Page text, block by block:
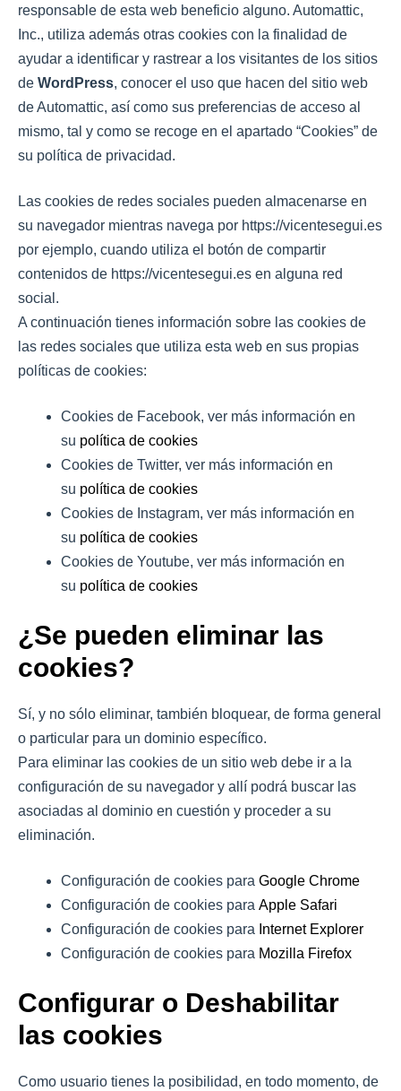
responsable de esta web beneficio alguno. Automattic,
Inc., utiliza además otras cookies con la finalidad de
ayudar a identificar y rastrear a los visitantes de los sitios
de WordPress, conocer el uso que hacen del sitio web
de Automattic, así como sus preferencias de acceso al
mismo, tal y como se recoge en el apartado “Cookies” de
su política de privacidad.
Las cookies de redes sociales pueden almacenarse en
su navegador mientras navega por https://vicentesegui.es
por ejemplo, cuando utiliza el botón de compartir
contenidos de https://vicentesegui.es en alguna red
social.
A continuación tienes información sobre las cookies de
las redes sociales que utiliza esta web en sus propias
políticas de cookies:
Cookies de Facebook, ver más información en
su política de cookies
Cookies de Twitter, ver más información en
su política de cookies
Cookies de Instagram, ver más información en
su política de cookies
Cookies de Youtube, ver más información en
su política de cookies
¿Se pueden eliminar las
cookies?
Sí, y no sólo eliminar, también bloquear, de forma general
o particular para un dominio específico.
Para eliminar las cookies de un sitio web debe ir a la
configuración de su navegador y allí podrá buscar las
asociadas al dominio en cuestión y proceder a su
eliminación.
Configuración de cookies para Google Chrome
Configuración de cookies para Apple Safari
Configuración de cookies para Internet Explorer
Configuración de cookies para Mozilla Firefox
Configurar o Deshabilitar
las cookies
Como usuario tienes la posibilidad, en todo momento, de